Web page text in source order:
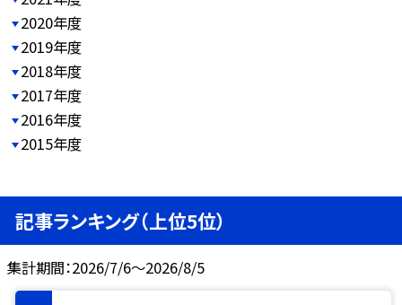
2020年度
2019年度
2018年度
2017年度
2016年度
2015年度
記事ランキング（上位5位）
集計期間：2026/7/6～2026/8/5